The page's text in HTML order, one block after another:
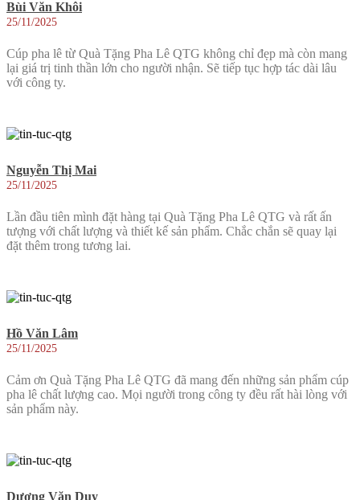
Bùi Văn Khôi
25/11/2025
Cúp pha lê từ Quà Tặng Pha Lê QTG không chỉ đẹp mà còn mang
lại giá trị tinh thần lớn cho người nhận. Sẽ tiếp tục hợp tác dài lâu
với công ty.
Nguyễn Thị Mai
25/11/2025
Lần đầu tiên mình đặt hàng tại Quà Tặng Pha Lê QTG và rất ấn
tượng với chất lượng và thiết kế sản phẩm. Chắc chắn sẽ quay lại
đặt thêm trong tương lai.
Hồ Văn Lâm
25/11/2025
Cảm ơn Quà Tặng Pha Lê QTG đã mang đến những sản phẩm cúp
pha lê chất lượng cao. Mọi người trong công ty đều rất hài lòng với
sản phẩm này.
Dương Văn Duy